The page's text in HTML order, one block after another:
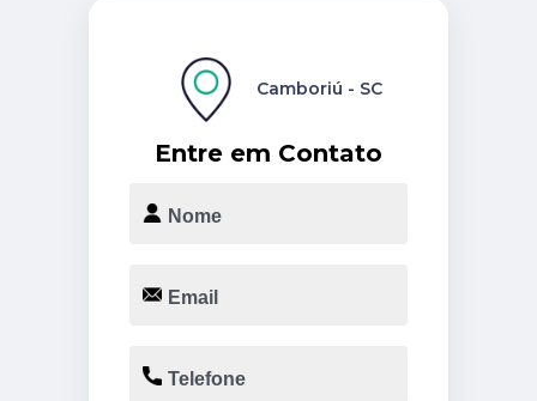
Entre em Contato
Camboriú - SC